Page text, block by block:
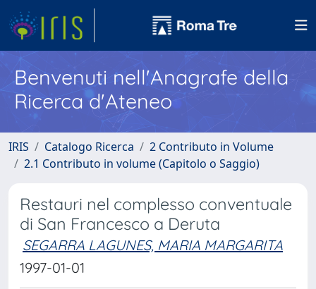
Benvenuti nell'Anagrafe della
Ricerca d'Ateneo
IRIS Catalogo Ricerca
2 Contributo in Volume
2.1 Contributo in volume (Capitolo o Saggio)
Restauri nel complesso conventuale
di San Francesco a Deruta
SEGARRA LAGUNES, MARIA MARGARITA
1997-01-01